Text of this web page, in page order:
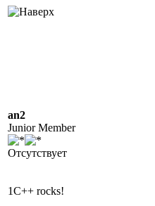
an2
Junior Member
Отсутствует
1C++ rocks!